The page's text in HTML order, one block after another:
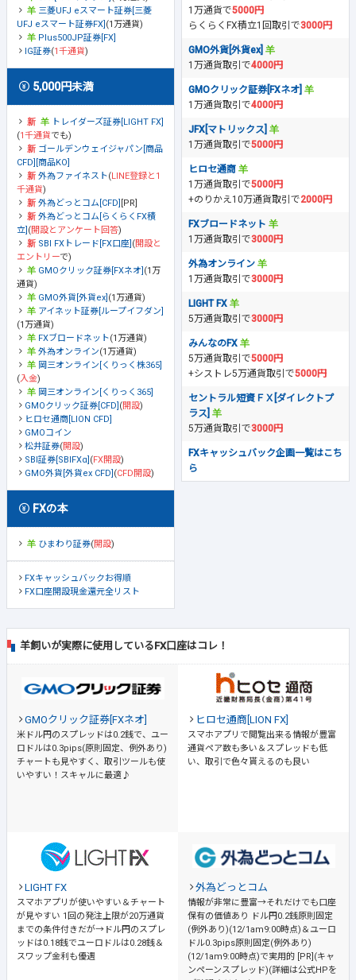
三菱UFJ eスマート証券[三菱
UFJ eスマート証券FX] (1万通貨)
Plus500JP証券[FX]
IG証券(1千通貨)
5,000円未満
トレイダーズ証券[LIGHT FX]
(1千通貨でも)
ゴールデンウェイジャパン[商品
CFD][商品KO]
外為ファイネスト(LINE登録と1
千通貨)
外為どっとコム[CFD]
[PR]
外為どっとコム[らくらくFX積
立] (開設とアンケート回答)
SBI FXトレード[FX口座] (開設と
エントリーで)
GMOクリック証券[FXネオ] (1万
通貨)
GMO外貨[外貨ex] (1万通貨)
アイネット証券[ループイフダン]
(1万通貨)
FXブロードネット(1万通貨)
外為オンライン(1万通貨)
岡三オンライン[くりっく株365]
(入金)
岡三オンライン[くりっく365]
GMOクリック証券[CFD] (開設)
ヒロセ通商[LION CFD]
GMOコイン
松井証券(開設)
SBI証券[SBIFXα] (FX開設)
GMO外貨[外貨ex CFD] (CFD開設)
FXの本
ひまわり証券(開設)
FXキャッシュバックお得順
FX口座開設現金還元全リスト
1万通貨で5000円
らくらくFX積立1回取引で3000円
GMO外貨[外貨ex]
1万通貨取引で4000円
GMOクリック証券[FXネオ]
1万通貨取引で4000円
JFX[マトリックス]
1万通貨取引で5000円
ヒロセ通商
1万通貨取引で5000円
+のりかえ10万通貨取引で2000円
FXブロードネット
1万通貨取引で3000円
外為オンライン
1万通貨取引で3000円
LIGHT FX
5万通貨取引で3000円
みんなのFX
5万通貨取引で5000円
+シストレ5万通貨取引で5000円
セントラル短資ＦＸ[ダイレクトプ
ラス]
5万通貨取引で3000円
FXキャッシュバック企画一覧はこち
ら
羊飼いが実際に使用しているFX口座はコレ！
GMOクリック証券[FXネオ]
米ドル円のスプレッドは0.2銭で、ユー
ロドルは0.3pips(原則固定、例外あり)
チャートも見やすく、取引ツールも使
いやすい！スキャルに最適♪
ヒロセ通商[LION FX]
スマホアプリで閲覧出来る情報が豊富
通貨ペア数も多い＆スプレッドも低
い、取引で色々貰えるのも良い
LIGHT FX
スマホアプリが使いやすい＆チャート
が見やすい 1回の発注上限が20万通貨
までの条件付きだが→ドル円のスプレ
ッドは0.18銭でユーロドルは0.28銭＆
スワップ金利も優遇
外為どっとコム
情報が非常に豊富→それだけでも口座
保有の価値あり
ドル円0.2銭原則固定
(例外あり)(12/1am9:00時点)＆ユーロ
ドル0.3pips原則固定(例外あり)
(12/1am9:00時点)で実用的 [PR](キャ
ンペーンスプレッド)(詳細は公式HPを